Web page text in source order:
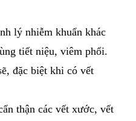
lý nhiễm khuẩn khác
tiết niệu, viêm phổi.
đặc biệt khi có vết
thận các vết xước, vết